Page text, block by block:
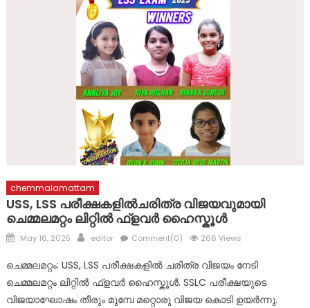
പ്രളയബാധിതർക്ക് സഹായ ഹസ്തവുമായി കോൺഗ്രസ്
കുന്നോന്നി വാർഡ് കമ്മറ്റി
ചോങ്കര ജോര്‍ജ് ചാക്കോ (അപ്പച്ചന്‍) നിര്യാതനായി
chemmalamattam
USS, LSS പരീക്ഷകളിൽചരിത്ര വിജയവുമായി
ചെമ്മലമറ്റം ലിറ്റിൽ ഫ്ളവർ ഹൈസ്കൂൾ
Posted
May 16, 2025 Author
editor Comment(0) 266 Views
ചെമ്മലമറ്റം: USS, LSS പരീക്ഷകളിൽ ചരിത്ര വിജയം നേടി
ചെമ്മലമറ്റം ലിറ്റിൽ ഫ്ളവർ ഹൈസ്കൂൾ. SSLC പരീക്ഷയുടെ
വിജയാഘോഷം തീരും മുമ്പേ മറ്റൊരു വിജയ കൊടി ഉയർന്നു.